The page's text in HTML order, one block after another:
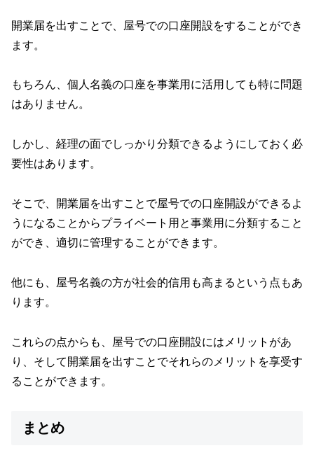
開業届を出すことで、屋号での口座開設をすることができ
ます。
もちろん、個人名義の口座を事業用に活用しても特に問題
はありません。
しかし、経理の面でしっかり分類できるようにしておく必
要性はあります。
そこで、開業届を出すことで屋号での口座開設ができるよ
うになることからプライベート用と事業用に分類すること
ができ、適切に管理することができます。
他にも、屋号名義の方が社会的信用も高まるという点もあ
ります。
これらの点からも、屋号での口座開設にはメリットがあ
り、そして開業届を出すことでそれらのメリットを享受す
ることができます。
まとめ